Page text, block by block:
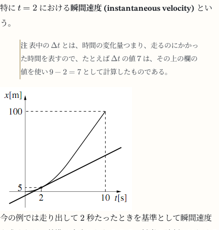
特に
における 瞬間速度 (instantaneous velocity) とい
う。
注 表中の
とは、時間の変化量つまり、走るのにかかっ
た時間を表すので、たとえば
の値
は、その上の欄の
値を使い
として計算したものである。
今の例では走り出して
秒たったときを基準として瞬間速度